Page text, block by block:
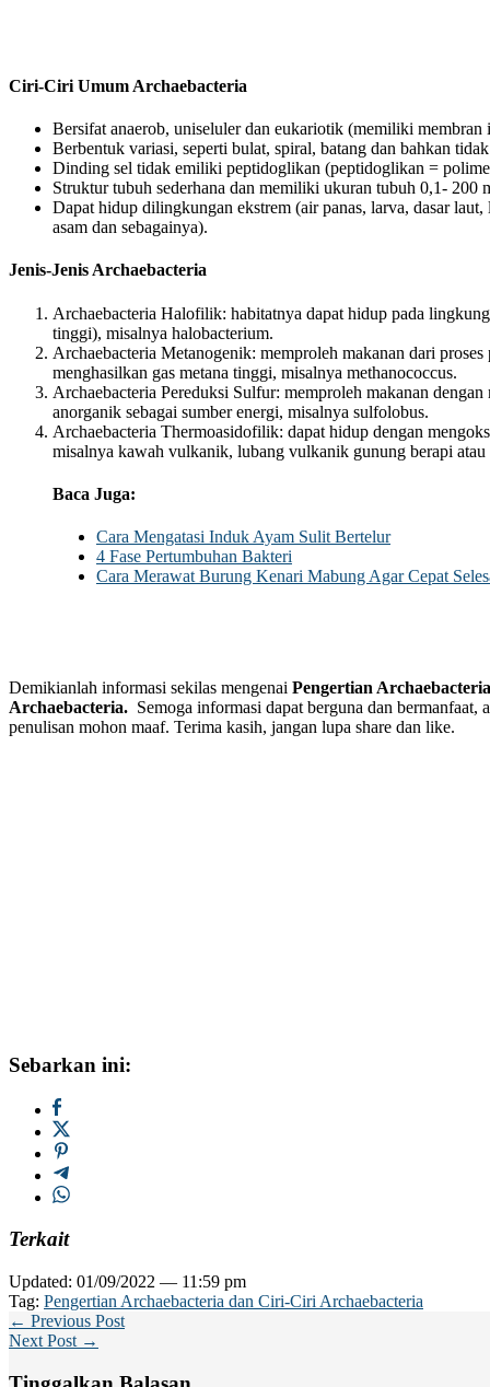
Ciri-Ciri Umum Archaebacteria
Bersifat anaerob, uniseluler dan eukariotik (memiliki membran
Berbentuk variasi, seperti bulat, spiral, batang dan bahkan
Dinding sel tidak emiliki peptidoglikan (peptidoglikan =
Struktur tubuh sederhana dan memiliki ukuran tubuh 0,1- 200
Dapat hidup dilingkungan ekstrem (air panas, larva, dasar
asam dan sebagainya).
Jenis-Jenis Archaebacteria
Archaebacteria Halofilik: habitatnya dapat hidup pada
tinggi), misalnya halobacterium.
Archaebacteria Metanogenik: memproleh makanan dari
menghasilkan gas metana tinggi, misalnya methanococcus.
Archaebacteria Pereduksi Sulfur: memproleh makanan
anorganik sebagai sumber energi, misalnya sulfolobus.
Archaebacteria Thermoasidofilik: dapat hidup dengan
misalnya kawah vulkanik, lubang vulkanik gunung berapi atau
Baca Juga:
Cara Mengatasi Induk Ayam Sulit Bertelur
4 Fase Pertumbuhan Bakteri
Cara Merawat Burung Kenari Mabung Agar Cepat
Demikianlah informasi sekilas mengenai Pengertian
Archaebacteria. Semoga informasi dapat berguna dan bermanfaat,
penulisan mohon maaf. Terima kasih, jangan lupa share dan like.
Sebarkan ini:
Terkait
Updated: 01/09/2022 — 11:59 pm
Tag: Pengertian Archaebacteria dan Ciri-Ciri Archaebacteria
← Previous Post
Next Post →